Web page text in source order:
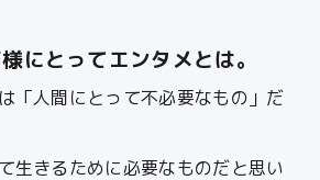
とってエンタメとは。
「人間にとって不必要なもの」だ
生きるために必要なものだと思い